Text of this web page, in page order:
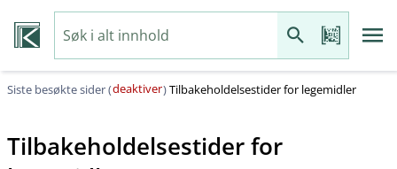
Siste besøkte sider (deaktiver)Tilbakeholdelsestider for legemidler
Tilbakeholdelsestider for